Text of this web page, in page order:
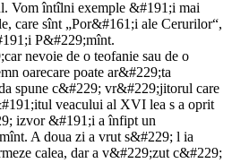
Vom întîlni exemple &#191;i mai
care sînt „Por&#161;i ale Cerurilor“,
P&#229;mînt.
nevoie de o teofanie sau de o
oarecare poate ar&#229;ta
spune c&#229; vr&#229;jitorul care
veacului al XVI lea s a oprit
izvor &#191;i a înfipt un
A doua zi a vrut s&#229; l ia
calea, dar a v&#229;zut c&#229;